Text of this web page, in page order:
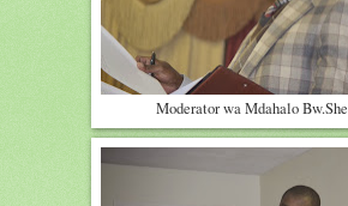
Moderator wa Mdahalo